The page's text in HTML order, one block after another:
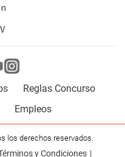
Reglas Concurso
Empleos
los derechos reservados.
y Condiciones